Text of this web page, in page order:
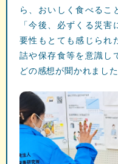
ら、おいしく食べるこ
「今後、必ずくる災
要性もとても感じられ
詰や保存食等を意識し
どの感想が聞かれました